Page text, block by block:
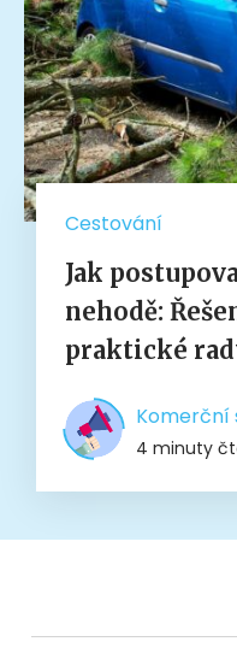
Cestování
Jak
nehodě:
praktické
Komerční
4 minuty